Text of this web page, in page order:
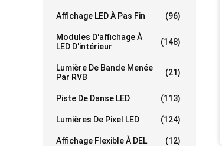
Affichage LED À Pas Fin (96)
Modules D'affichage À
LED D'intérieur
(148)
Lumière De Bande Menée
Par RVB
(21)
Piste De Danse LED (113)
Lumières De Pixel LED (124)
Affichage Flexible À DEL (12)